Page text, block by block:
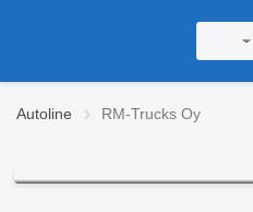
Autoline RM-Trucks Oy